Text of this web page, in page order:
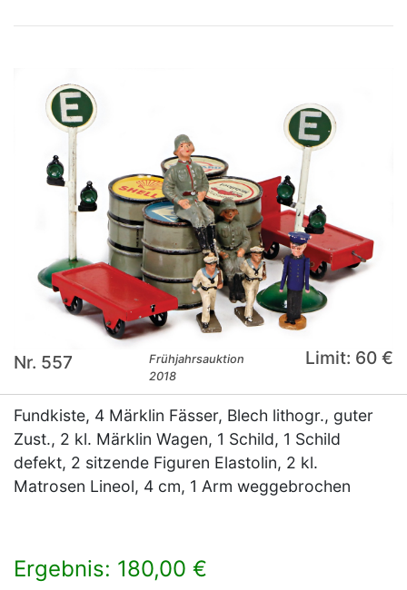
Nr. 557
Frühjahrsauktion
2018
Limit: 60 €
Fundkiste, 4 Märklin Fässer, Blech lithogr., guter
Zust., 2 kl. Märklin Wagen, 1 Schild, 1 Schild
defekt, 2 sitzende Figuren Elastolin, 2 kl.
Matrosen Lineol, 4 cm, 1 Arm weggebrochen
Ergebnis: 180,00 €